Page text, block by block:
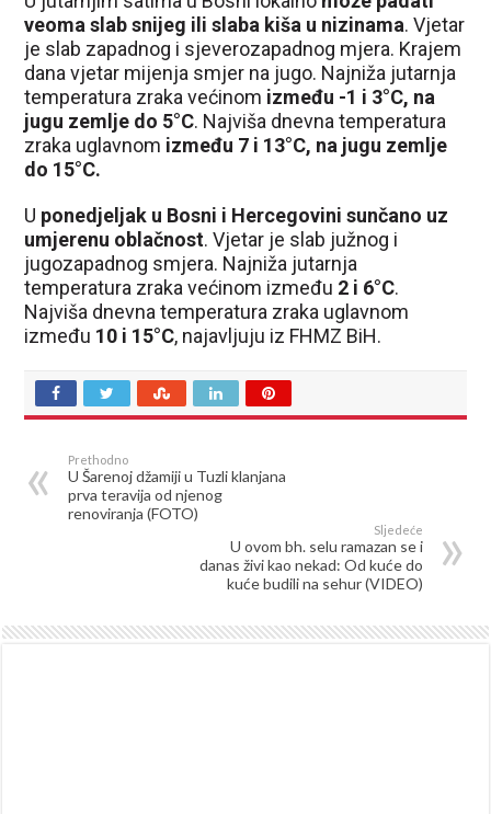
veoma slab snijeg ili slaba kiša u nizinama. Vjetar
je slab zapadnog i sjeverozapadnog mjera. Krajem
dana vjetar mijenja smjer na jugo. Najniža jutarnja
temperatura zraka većinom između -1 i 3°C, na
jugu zemlje do 5°C. Najviša dnevna temperatura
zraka uglavnom između 7 i 13°C, na jugu zemlje
do 15°C.
U ponedjeljak u Bosni i Hercegovini sunčano uz
umjerenu oblačnost. Vjetar je slab južnog i
jugozapadnog smjera. Najniža jutarnja
temperatura zraka većinom između 2 i 6°C.
Najviša dnevna temperatura zraka uglavnom
između 10 i 15°C, najavljuju iz FHMZ BiH.
Prethodno
U Šarenoj džamiji u Tuzli klanjana
prva teravija od njenog
renoviranja (FOTO)
Sljedeće
U ovom bh. selu ramazan se i
danas živi kao nekad: Od kuće do
kuće budili na sehur (VIDEO)